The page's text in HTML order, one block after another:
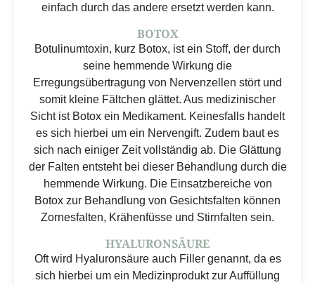
einfach durch das andere ersetzt werden kann.
BOTOX
Botulinumtoxin, kurz Botox, ist ein Stoff, der durch
seine hemmende Wirkung die
Erregungsübertragung von Nervenzellen stört und
somit kleine Fältchen glättet. Aus medizinischer
Sicht ist Botox ein Medikament. Keinesfalls handelt
es sich hierbei um ein Nervengift. Zudem baut es
sich nach einiger Zeit vollständig ab. Die Glättung
der Falten entsteht bei dieser Behandlung durch die
hemmende Wirkung. Die Einsatzbereiche von
Botox zur Behandlung von Gesichtsfalten können
Zornesfalten, Krähenfüsse und Stirnfalten sein.
HYALURONSÄURE
Oft wird Hyaluronsäure auch Filler genannt, da es
sich hierbei um ein Medizinprodukt zur Auffüllung